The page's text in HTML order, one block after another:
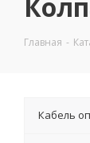
Главная -
Кабель